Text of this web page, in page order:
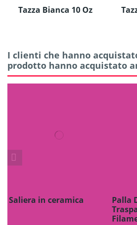
Tazza Bianca 10 Oz
I clienti che hanno
prodotto hanno acquistato
Saliera in ceramica
Palla